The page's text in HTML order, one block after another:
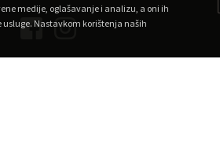
medije, oglašavanje i analizu, a oni ih
Nastavkom korištenja naših